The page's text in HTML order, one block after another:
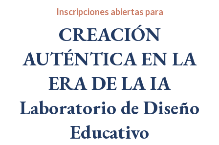
Inscripciones abiertas para
CREACIÓN
AUTÉNTICA EN LA
ERA DE LA IA
Laboratorio de Diseño
Educativo